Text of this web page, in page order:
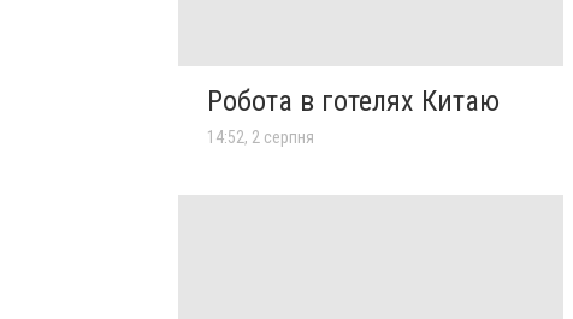
Робота в готелях Китаю
14:52, 2 серпня